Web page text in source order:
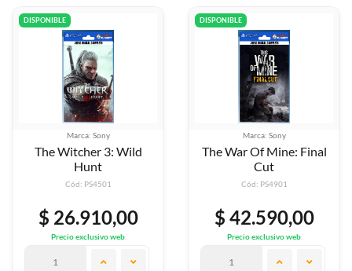
The War Of Mine: Final
$ 42.590,00
Precio exclusivo web
The
$
Precio exclusivo